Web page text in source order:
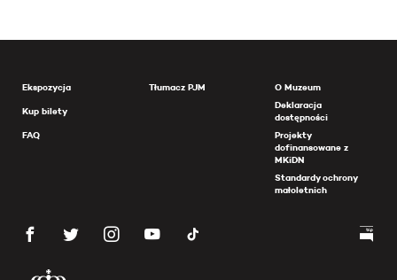
Ekspozycja
Kup bilety
FAQ
Tłumacz PJM
O Muzeum
Deklaracja
dostępności
Projekty
dofinansowane z
MKiDN
Standardy ochrony
małoletnich